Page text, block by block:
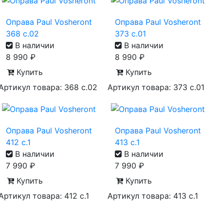
Оправа Paul Vosheront
368 с.02
В наличии
8 990 ₽
Купить
товара: 368 с.02
Оправа Paul Vosheront
373 с.01
В наличии
8 990 ₽
Купить
Артикул товара: 373 с.01
Оправа Paul Vosheront
412 с.1
В наличии
7 990 ₽
Купить
товара: 412 с.1
Оправа Paul Vosheront
413 с.1
В наличии
7 990 ₽
Купить
Артикул товара: 413 с.1